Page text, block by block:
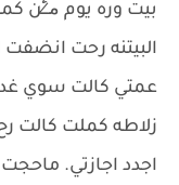
بيت وره يوم م̷ـــِْن
البيتنه رحت
عمتي كالت سوي
زلاطه كملت كالت
اجدد اجازتي.